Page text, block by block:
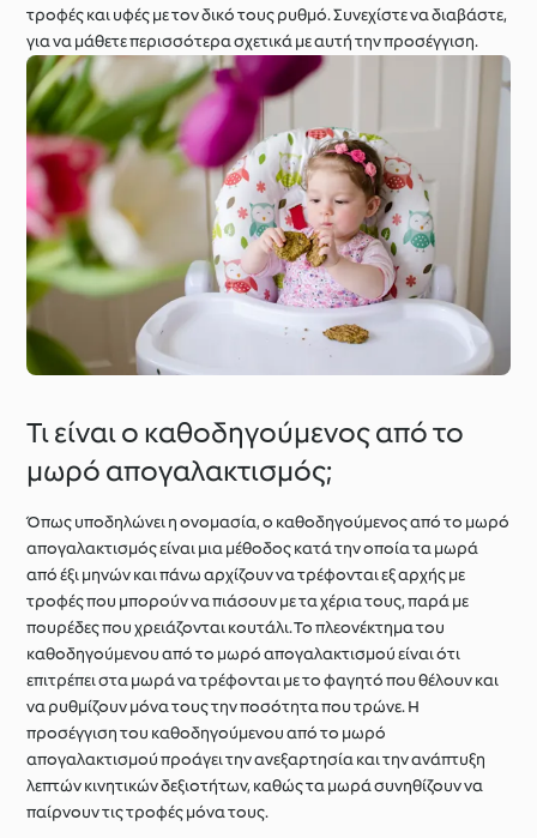
τροφές και υφές με τον δικό τους ρυθμό. Συνεχίστε να διαβάστε,
για να μάθετε περισσότερα σχετικά με αυτή την προσέγγιση.
Τι είναι ο καθοδηγούμενος από το
μωρό απογαλακτισμός;
Όπως υποδηλώνει η ονομασία, ο καθοδηγούμενος από το μωρό
απογαλακτισμός είναι μια μέθοδος κατά την οποία τα μωρά
από έξι μηνών και πάνω αρχίζουν να τρέφονται εξ αρχής με
τροφές που μπορούν να πιάσουν με τα χέρια τους, παρά με
πουρέδες που χρειάζονται κουτάλι. Το πλεονέκτημα του
καθοδηγούμενου από το μωρό απογαλακτισμού είναι ότι
επιτρέπει στα μωρά να τρέφονται με το φαγητό που θέλουν και
να ρυθμίζουν μόνα τους την ποσότητα που τρώνε. Η
προσέγγιση του καθοδηγούμενου από το μωρό
απογαλακτισμού προάγει την ανεξαρτησία και την ανάπτυξη
λεπτών κινητικών δεξιοτήτων, καθώς τα μωρά συνηθίζουν να
παίρνουν τις τροφές μόνα τους.